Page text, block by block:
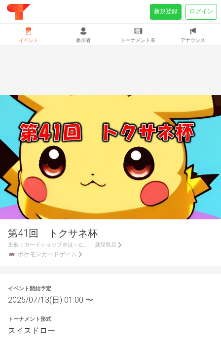
第41回 トクサネ杯
主催： カードショップ＠ほ～む。 鹿児島店
ポケモンカードゲーム
イベント開始予定
2025/07/13(日) 01:00 〜
トーナメント形式
スイスドロー
イベント 参加者 トーナメント表 アナウンス
新規登録 ログイン